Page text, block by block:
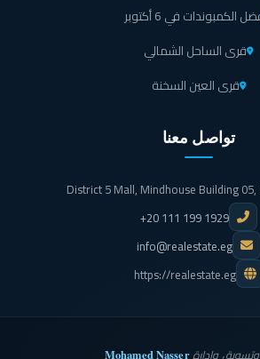
الكمبوندات في 6 أكتوبر
قرى الساحل الشمالي
قرى العين السخنة
تواصل معنا
District 5 Mall, Mindhouse Building
+20 111 199 1929
info@realestate.eg
https://realestate.eg
وإدارةMohamed Nasser